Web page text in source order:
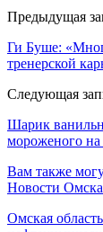
Предыдущая
Ги Буше:
тренерской
Следующая
Шарик
мороженого на
Вам также
Новости Омска
Омская